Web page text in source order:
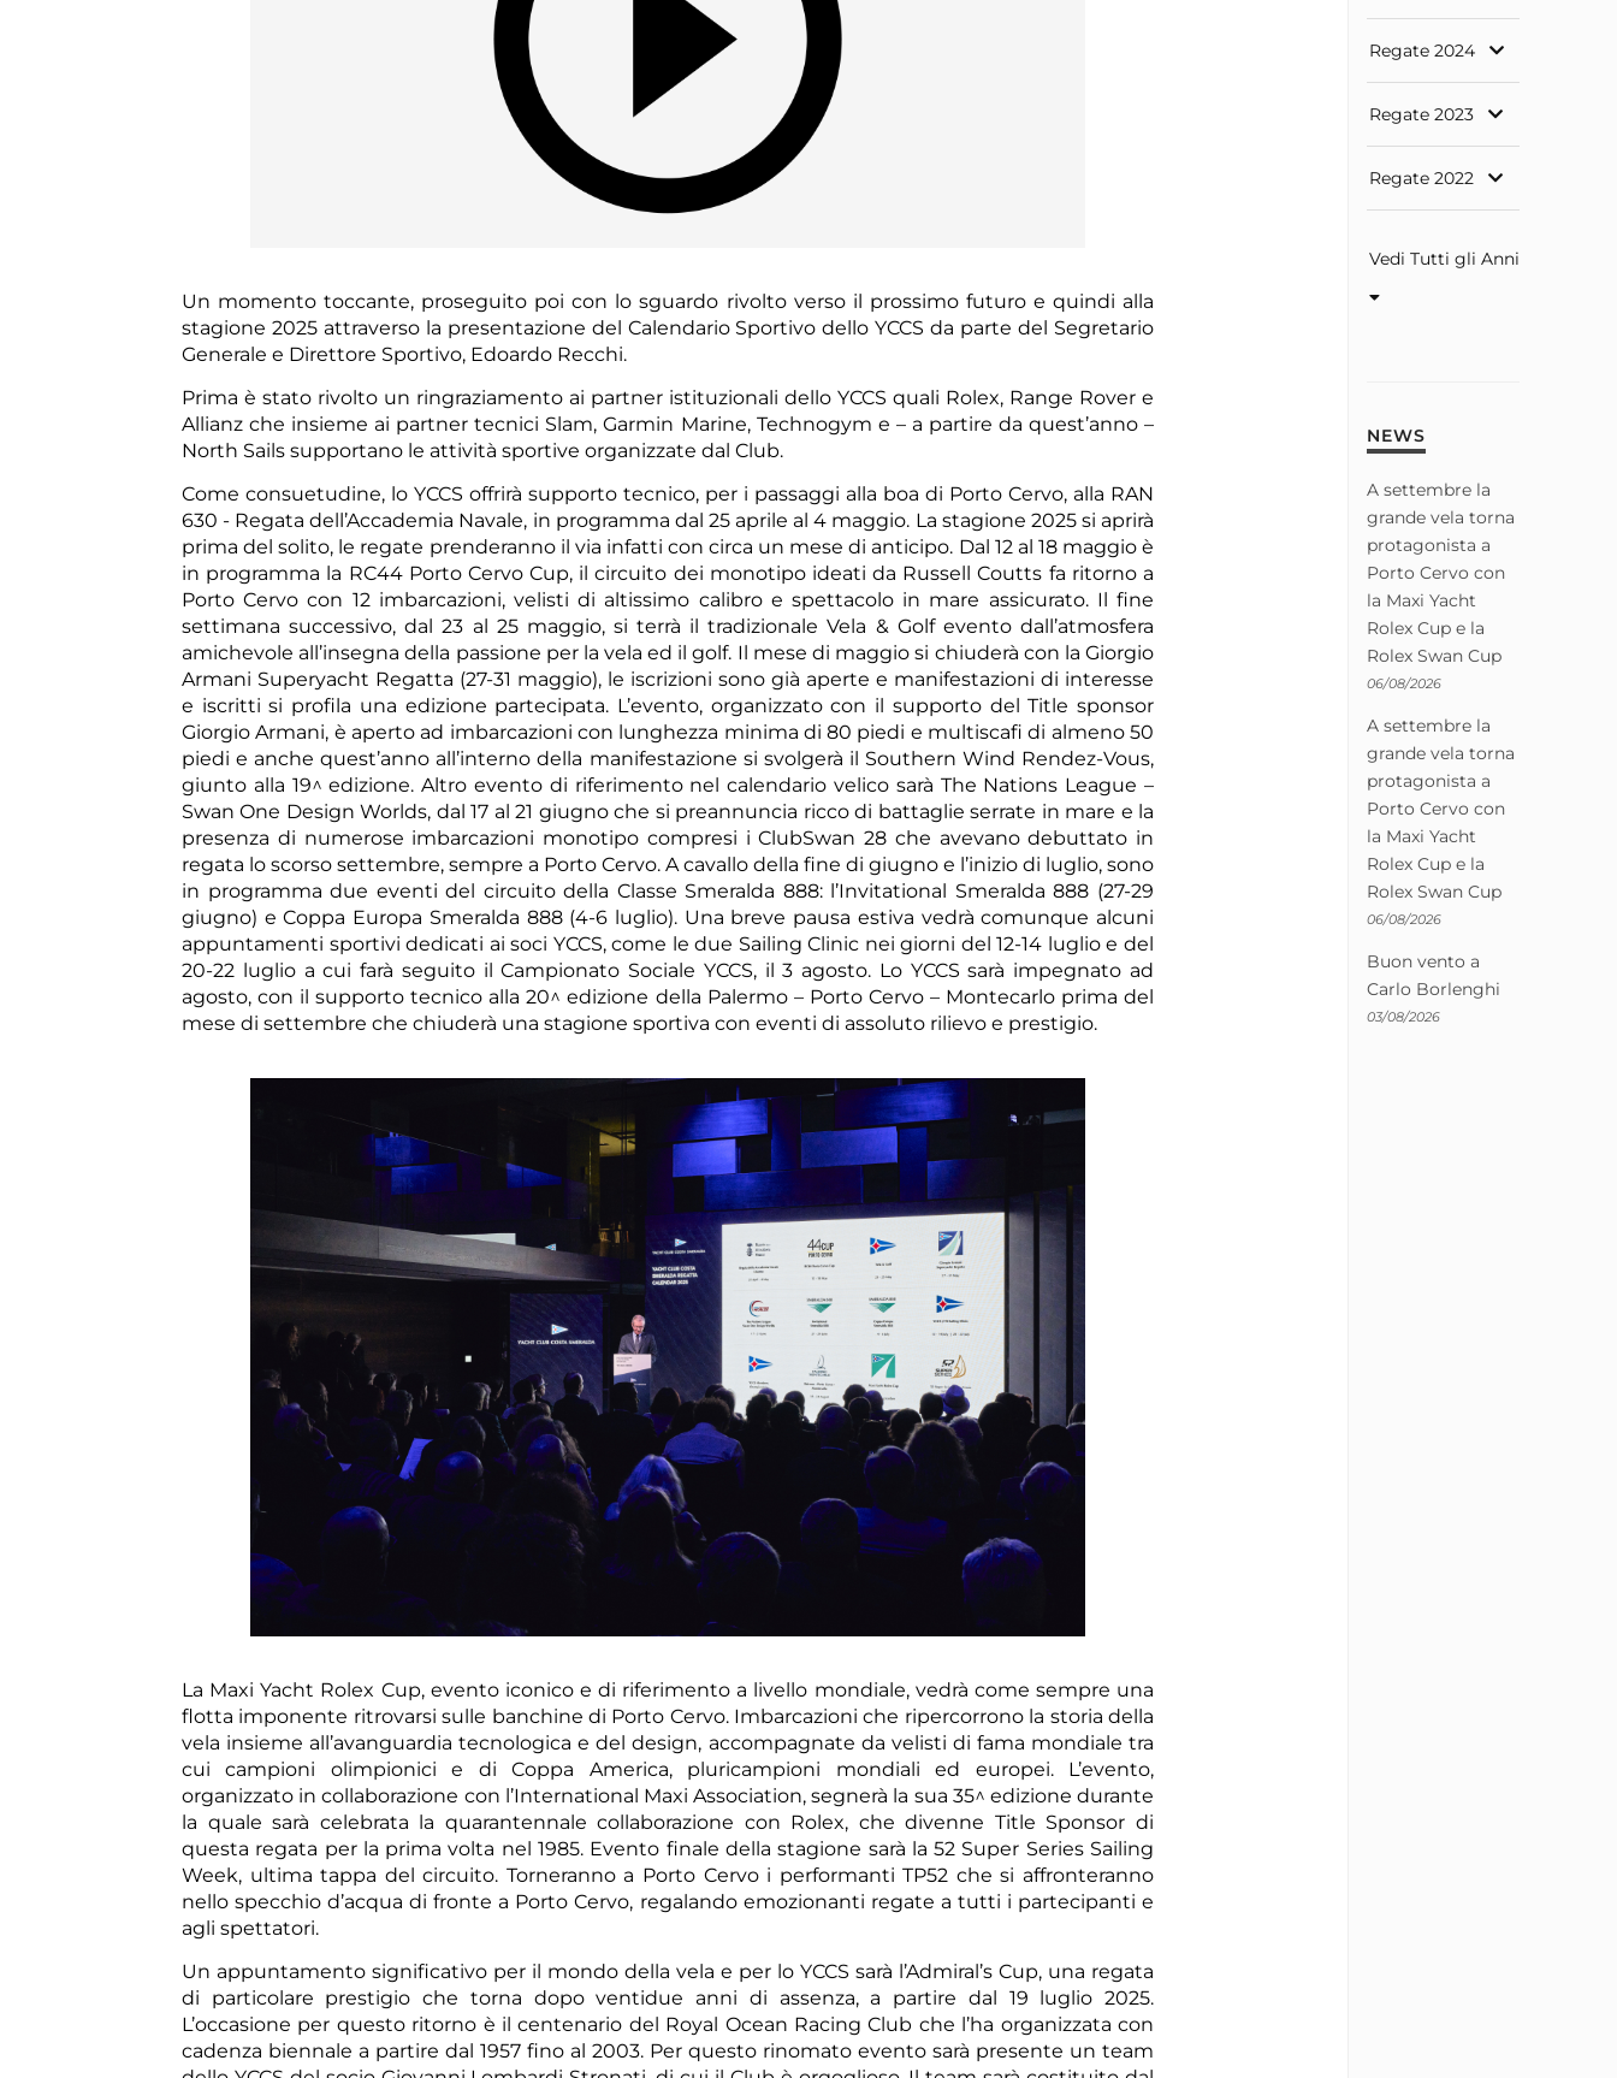
Un momento toccante, proseguito poi con lo sguardo rivolto verso il prossimo futuro e quindi alla
stagione 2025 attraverso la presentazione del Calendario Sportivo dello YCCS da parte del Segretario
Generale e Direttore Sportivo, Edoardo Recchi.
Prima è stato rivolto un ringraziamento ai partner istituzionali dello YCCS quali Rolex, Range Rover e
Allianz che insieme ai partner tecnici Slam, Garmin Marine, Technogym e – a partire da quest’anno –
North Sails supportano le attività sportive organizzate dal Club.
Come consuetudine, lo YCCS offrirà supporto tecnico, per i passaggi alla boa di Porto Cervo, alla RAN
630 - Regata dell’Accademia Navale, in programma dal 25 aprile al 4 maggio. La stagione 2025 si aprirà
prima del solito, le regate prenderanno il via infatti con circa un mese di anticipo. Dal 12 al 18 maggio è
in programma la RC44 Porto Cervo Cup, il circuito dei monotipo ideati da Russell Coutts fa ritorno a
Porto Cervo con 12 imbarcazioni, velisti di altissimo calibro e spettacolo in mare assicurato. Il fine
settimana successivo, dal 23 al 25 maggio, si terrà il tradizionale Vela & Golf evento dall’atmosfera
amichevole all’insegna della passione per la vela ed il golf. Il mese di maggio si chiuderà con la Giorgio
Armani Superyacht Regatta (27-31 maggio), le iscrizioni sono già aperte e manifestazioni di interesse
e iscritti si profila una edizione partecipata. L’evento, organizzato con il supporto del Title sponsor
Giorgio Armani, è aperto ad imbarcazioni con lunghezza minima di 80 piedi e multiscafi di almeno 50
piedi e anche quest’anno all’interno della manifestazione si svolgerà il Southern Wind Rendez-Vous,
giunto alla 19^ edizione. Altro evento di riferimento nel calendario velico sarà The Nations League –
Swan One Design Worlds, dal 17 al 21 giugno che si preannuncia ricco di battaglie serrate in mare e la
presenza di numerose imbarcazioni monotipo compresi i ClubSwan 28 che avevano debuttato in
regata lo scorso settembre, sempre a Porto Cervo. A cavallo della fine di giugno e l’inizio di luglio, sono
in programma due eventi del circuito della Classe Smeralda 888: l’Invitational Smeralda 888 (27-29
giugno) e Coppa Europa Smeralda 888 (4-6 luglio). Una breve pausa estiva vedrà comunque alcuni
appuntamenti sportivi dedicati ai soci YCCS, come le due Sailing Clinic nei giorni del 12-14 luglio e del
20-22 luglio a cui farà seguito il Campionato Sociale YCCS, il 3 agosto. Lo YCCS sarà impegnato ad
agosto, con il supporto tecnico alla 20^ edizione della Palermo – Porto Cervo – Montecarlo prima del
mese di settembre che chiuderà una stagione sportiva con eventi di assoluto rilievo e prestigio.
La Maxi Yacht Rolex Cup, evento iconico e di riferimento a livello mondiale, vedrà come sempre una
flotta imponente ritrovarsi sulle banchine di Porto Cervo. Imbarcazioni che ripercorrono la storia della
vela insieme all’avanguardia tecnologica e del design, accompagnate da velisti di fama mondiale tra
cui campioni olimpionici e di Coppa America, pluricampioni mondiali ed europei. L’evento,
organizzato in collaborazione con l’International Maxi Association, segnerà la sua 35^ edizione durante
la quale sarà celebrata la quarantennale collaborazione con Rolex, che divenne Title Sponsor di
questa regata per la prima volta nel 1985. Evento finale della stagione sarà la 52 Super Series Sailing
Week, ultima tappa del circuito. Torneranno a Porto Cervo i performanti TP52 che si affronteranno
nello specchio d’acqua di fronte a Porto Cervo, regalando emozionanti regate a tutti i partecipanti e
agli spettatori.
Un appuntamento significativo per il mondo della vela e per lo YCCS sarà l’Admiral’s Cup, una regata
di particolare prestigio che torna dopo ventidue anni di assenza, a partire dal 19 luglio 2025.
L’occasione per questo ritorno è il centenario del Royal Ocean Racing Club che l’ha organizzata con
cadenza biennale a partire dal 1957 fino al 2003. Per questo rinomato evento sarà presente un team
Regate 2024
Regate 2023
Regate 2022
Vedi Tutti gli Anni
NEWS
A settembre la
grande vela torna
protagonista a
Porto Cervo con
la Maxi Yacht
Rolex Cup e la
Rolex Swan Cup
06/08/2026
A settembre la
grande vela torna
protagonista a
Porto Cervo con
la Maxi Yacht
Rolex Cup e la
Rolex Swan Cup
06/08/2026
Buon vento a
Carlo Borlenghi
03/08/2026